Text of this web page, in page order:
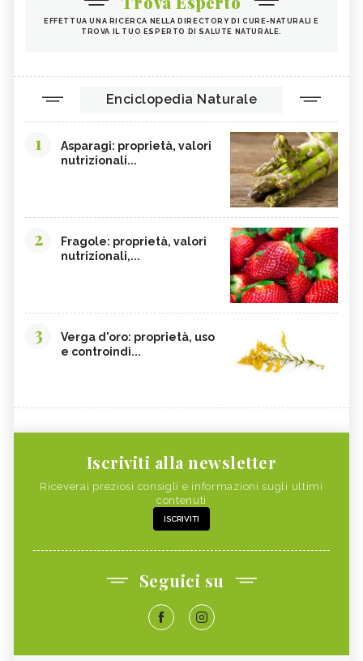
EFFETTUA UNA RICERCA NELLA DIRECTORY DI CURE-NATURALI E
TROVA IL TUO ESPERTO DI SALUTE NATURALE.
Enciclopedia Naturale
1
Asparagi: proprietà, valori
nutrizionali...
2
Fragole: proprietà, valori
nutrizionali,...
3
Verga d'oro: proprietà, uso
e controindi...
Iscriviti alla newsletter
Riceverai preziosi consigli e informazioni sugli ultimi
contenuti
ISCRIVITI
Seguici su